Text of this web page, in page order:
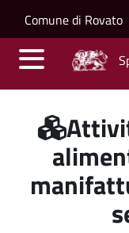
Salta al
Skip to site
Comune di Rovato